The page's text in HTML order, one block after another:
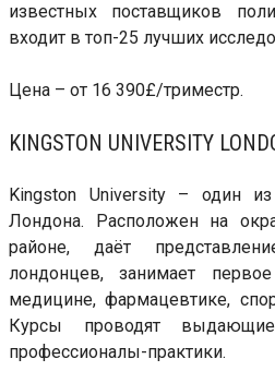
известных поставщиков
входит в топ-25 лучших
Цена – от 16 390£/триместр.
KINGSTON UNIVERSITY
Kingston University – один из
Лондона. Расположен на
районе, даёт
лондонцев, занимает
медицине, фармацевтике,
Курсы проводят
профессионалы-практики.